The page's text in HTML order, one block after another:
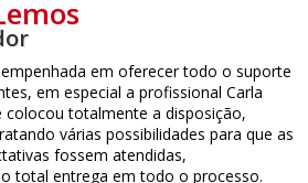
todo o suporte
Carla
a disposição,
para que as
o processo.
Só tenho elogios
bem atendidos por
registrado aqui a
atendimento
fôssemos da
simpática! Estamos